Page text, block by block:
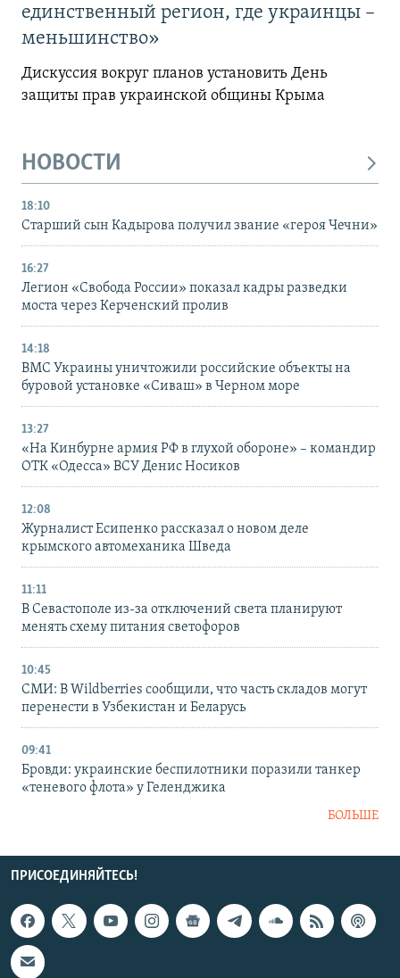
единственный регион, где украинцы –
меньшинство»
Дискуссия вокруг планов установить День
защиты прав украинской общины Крыма
НОВОСТИ
18:10
Старший сын Кадырова получил звание «героя Чечни»
16:27
Легион «Свобода России» показал кадры разведки
моста через Керченский пролив
14:18
ВМС Украины уничтожили российские объекты на
буровой установке «Сиваш» в Черном море
13:27
«На Кинбурне армия РФ в глухой обороне» – командир
ОТК «Одесса» ВСУ Денис Носиков
12:08
Журналист Есипенко рассказал о новом деле
крымского автомеханика Шведа
11:11
В Севастополе из-за отключений света планируют
менять схему питания светофоров
10:45
СМИ: В Wildberries сообщили, что часть складов могут
перенести в Узбекистан и Беларусь
09:41
Бровди: украинские беспилотники поразили танкер
«теневого флота» у Геленджика
БОЛЬШЕ
ПРИСОЕДИНЯЙТЕСЬ!